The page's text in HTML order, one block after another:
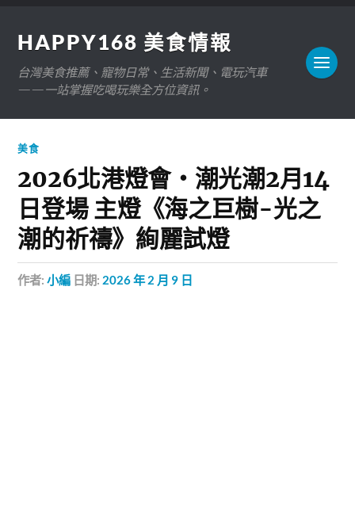
HAPPY168 美食情報
台灣美食推薦、寵物日常、生活新聞、電玩汽車
——一站掌握吃喝玩樂全方位資訊。
美食
2026北港燈會・潮光潮2月14
日登場 主燈《海之巨樹-光之
潮的祈禱》絢麗試燈
作者:小編 日期: 2026 年 2 月 9 日